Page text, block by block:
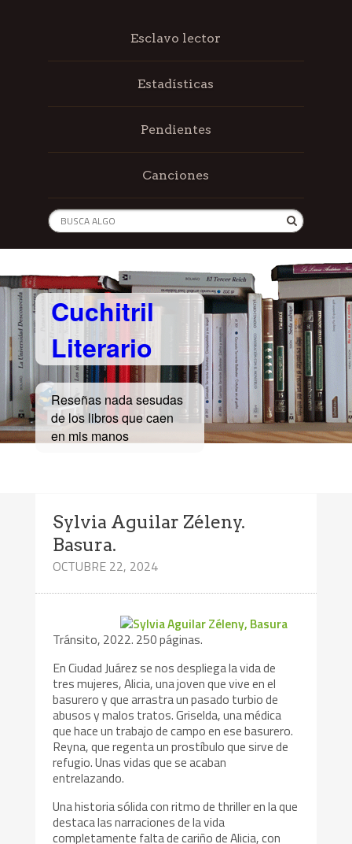
Esclavo lector
Estadísticas
Pendientes
Canciones
Cuchitril
Literario
Reseñas nada sesudas
de los libros que caen
en mis manos
Sylvia Aguilar Zéleny.
Basura.
OCTUBRE 22, 2024
Tránsito, 2022. 250 páginas.
En Ciudad Juárez se nos despliega la vida de
tres mujeres, Alicia, una joven que vive en el
basurero y que arrastra un pasado turbio de
abusos y malos tratos. Griselda, una médica
que hace un trabajo de campo en ese basurero.
Reyna, que regenta un prostíbulo que sirve de
refugio. Unas vidas que se acaban
entrelazando.
Una historia sólida con ritmo de thriller en la que
destaca las narraciones de la vida
completamente falta de cariño de Alicia, con